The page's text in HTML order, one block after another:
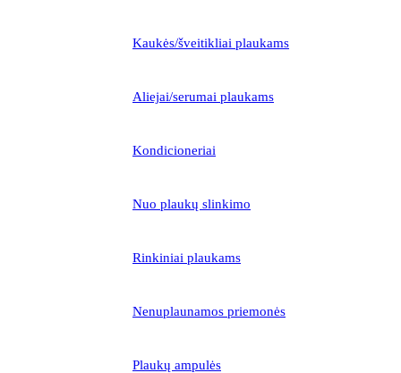
Kaukės/šveitikliai plaukams
Aliejai/serumai plaukams
Kondicioneriai
Nuo plaukų slinkimo
Rinkiniai plaukams
Nenuplaunamos priemonės
Plaukų ampulės